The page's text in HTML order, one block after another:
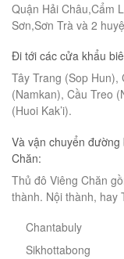
Quận Hải Châu,Cẩm
Sơn,Sơn Trà và 2
Đi tới các cửa khẩu
Tây Trang (Sop
(Namkan), Cầu Treo
(Huoi Kak’i).
Và vận chuyển
Chăn:
Thủ đô Viêng Chăn
thành. Nội thành, hay
Chantabuly
Sikhottabong